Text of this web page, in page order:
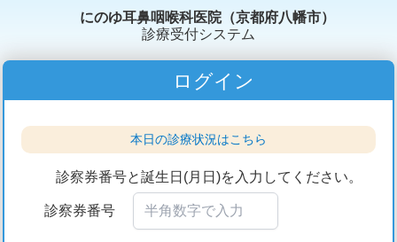
にのゆ耳鼻咽喉科医院（京都府八幡市）
診療受付システム
ログイン
本日の診療状況はこちら
診察券番号と誕生日(月日)を入力してください。
診察券番号